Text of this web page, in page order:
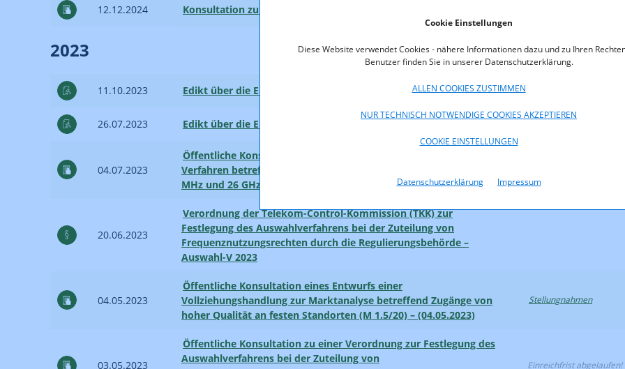
Cookie Einstellungen
Diese Website verwendet Cookies - nähere Informationen dazu und zu Ihren
Benutzer finden Sie in unserer Datenschutzerklärung.
ALLEN COOKIES ZUSTIMMEN
NUR TECHNISCH NOTWENDIGE COOKIES AKZEPTIEREN
COOKIE EINSTELLUNGEN
Datenschutzerklärung Impressum
12.12.2024 Konsultation zur Vergabe 2300 MHz und 2600 MHz
2023
11.10.2023 Edikt über die Einleitung des Verfahrens F 10/23
26.07.2023 Edikt über die Einleitung des Verfahrens F 7/23
04.07.2023
Öffentliche Konsultation der Ausschreibungsbedingungen im
Verfahren betreffend Zuteilungen in den Frequenzbereichen 3600
MHz und 26 GHz (F 1/22)
20.06.2023
Verordnung der Telekom-Control-Kommission (TKK) zur
Festlegung des Auswahlverfahrens bei der Zuteilung von
Frequenznutzungsrechten durch die Regulierungsbehörde –
Auswahl-V 2023
04.05.2023
Öffentliche Konsultation eines Entwurfs einer
Vollziehungshandlung zur Marktanalyse betreffend Zugänge von
hoher Qualität an festen Standorten (M 1.5/20) – (04.05.2023)
Stellungnahmen
03.05.2023
Öffentliche Konsultation zu einer Verordnung zur Festlegung des
Auswahlverfahrens bei der Zuteilung von
Einreichfrist abgelaufen!